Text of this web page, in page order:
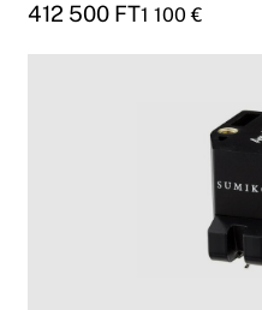
412 500 FT1 100€